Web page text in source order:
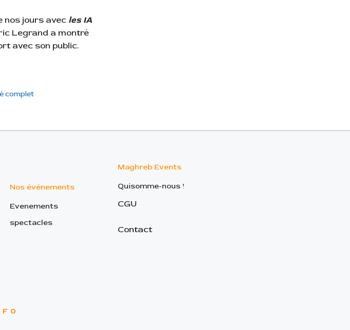
nos jours avec les IA
Legrand a montré
avec son public.
complet
Nos événements
Evenements
spectacles
Maghreb Events
Quisomme-nous !
CGU
Contact